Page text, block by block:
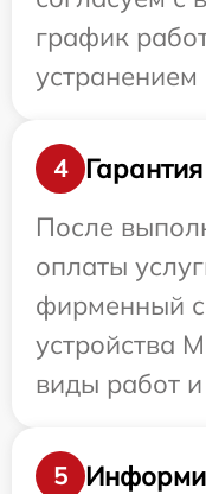
график
4
Гарантия
После
оплаты
фирменный
устройства
виды работ и
5